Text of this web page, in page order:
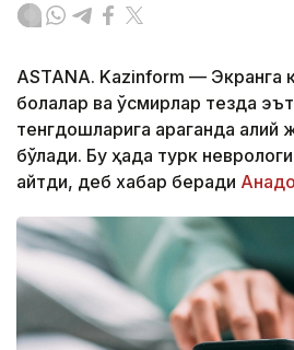
ASTANA. Kazinform — Экранга
болалар ва ўсмирлар тезда
тенгдошларига қараганда
бўлади. Бу ҳақда турк
айтди, деб хабар беради